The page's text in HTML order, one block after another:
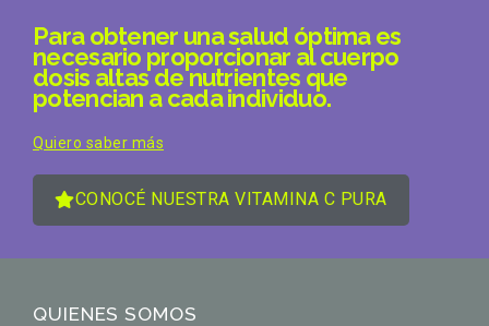
Para obtener una salud óptima es
necesario proporcionar al cuerpo
dosis altas de nutrientes que
potencian a cada individuo.
Quiero saber más
CONOCÉ NUESTRA VITAMINA C PURA
QUIENES SOMOS